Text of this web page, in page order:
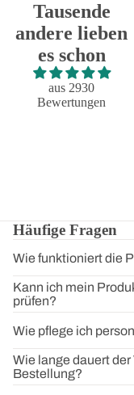
Tausende
andere lieben
es schon
aus 2930
Bewertungen
Super!
Super!
Häufige Fragen
Wie funktioniert die
Kann ich mein
prüfen?
Wie pflege ich
Wie lange dauert
Bestellung?